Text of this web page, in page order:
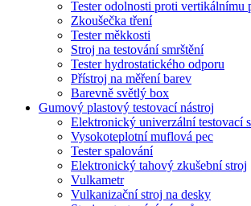
Tester odolnosti proti vertikálnímu
Zkoušečka tření
Tester měkkosti
Stroj na testování smrštění
Tester hydrostatického odporu
Přístroj na měření barev
Barevně světlý box
Gumový plastový testovací nástroj
Elektronický univerzální testovací
Vysokoteplotní muflová pec
Tester spalování
Elektronický tahový zkušební stroj
Vulkametr
Vulkanizační stroj na desky